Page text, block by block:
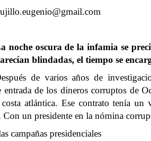
noche oscura de la infamia se
blindadas, el tiempo se
de varios años de
entrada de los dineros corruptos de
atlántica. Ese contrato tenía
un presidente en la nómina
campañas presidenciales